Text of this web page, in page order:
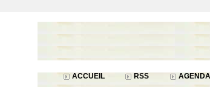
ACCUEIL RSS AGENDA